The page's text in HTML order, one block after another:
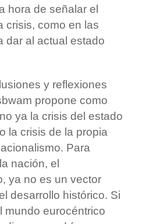
hora de señalar el
crisis, como en las
dar al actual estado
y reflexiones
propone como
ya la crisis del estado
la crisis de la propia
Para
nación, el
ya no es un vector
desarrollo histórico. Si
mundo eurocéntrico